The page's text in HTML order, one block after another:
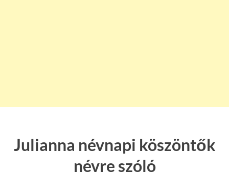
Julianna névnapi köszöntők
névre szóló